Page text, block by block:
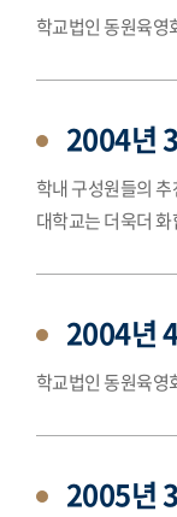
학교법인 동원육영
2004년
학내 구성원들의
대학교는 더욱더
2004년
학교법인 동원육영
2005년